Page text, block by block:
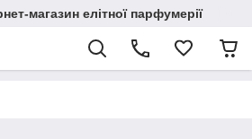
магазин елітної парфумерії